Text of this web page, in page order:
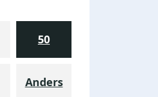
50
Anders